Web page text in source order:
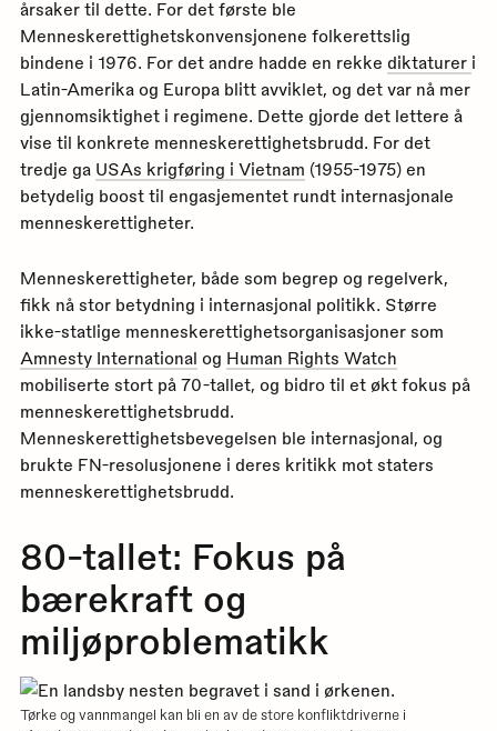
årsaker til dette. For det første ble
Menneskerettighetskonvensjonene folkerettslig
bindene i 1976. For det andre hadde en rekke diktaturer i
Latin-Amerika og Europa blitt avviklet, og det var nå mer
gjennomsiktighet i regimene. Dette gjorde det lettere å
vise til konkrete menneskerettighetsbrudd. For det
tredje ga USAs krigføring i Vietnam (1955-1975) en
betydelig boost til engasjementet rundt internasjonale
menneskerettigheter.
Menneskerettigheter, både som begrep og regelverk,
fikk nå stor betydning i internasjonal politikk. Større
ikke-statlige menneskerettighetsorganisasjoner som
Amnesty International og Human Rights Watch
mobiliserte stort på 70-tallet, og bidro til et økt fokus på
menneskerettighetsbrudd.
Menneskerettighetsbevegelsen ble internasjonal, og
brukte FN-resolusjonene i deres kritikk mot staters
menneskerettighetsbrudd.
80-tallet: Fokus på
bærekraft og
miljøproblematikk
Tørke og vannmangel kan bli en av de store konfliktdriverne i